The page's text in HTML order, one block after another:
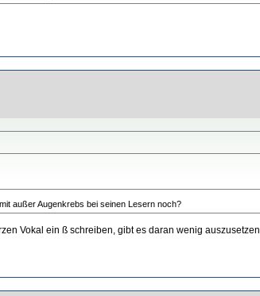
außer Augenkrebs bei seinen Lesern noch?
Vokal ein ß schreiben, gibt es daran wenig auszusetzen.